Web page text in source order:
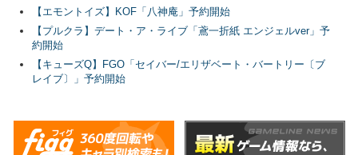
【エモントイズ】KOF「八神庵」予約開始
【プルクラ】デート・ア・ライブ「鳶一折紙 エンジェルver」予
約開始
【キューズQ】FGO「セイバー/エリザベート・バートリー〔ブ
レイブ〕」予約開始